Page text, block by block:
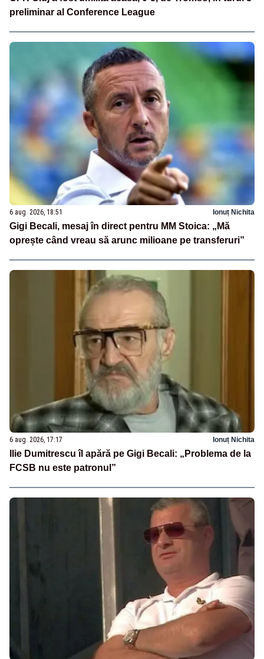
preliminar al Conference League
6 aug. 2026, 18:51 Ionuț Nichita
Gigi Becali, mesaj în direct pentru MM Stoica: „Mă
oprește când vreau să arunc milioane pe transferuri”
6 aug. 2026, 17:17 Ionuț Nichita
Ilie Dumitrescu îl apără pe Gigi Becali: „Problema de la
FCSB nu este patronul”